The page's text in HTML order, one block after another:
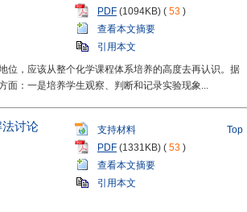
PDF (1094KB) ( 53 )
查看本文摘要
引用本文
位，应该从整个化学课程体系培养的高度去再认识。据
面：一是培养学生观察、判断和记录实验现象...
讨论 支持材料
Top
PDF (1331KB) ( 53 )
查看本文摘要
引用本文